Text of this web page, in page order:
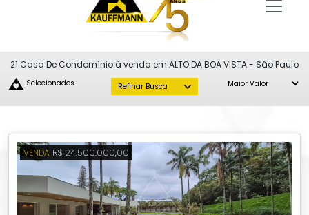
21 Casa De Condomínio à venda em ALTO DA BOA VISTA - São Paulo
Selecionados Refinar Busca
VENDA R$ 24.500.000,00